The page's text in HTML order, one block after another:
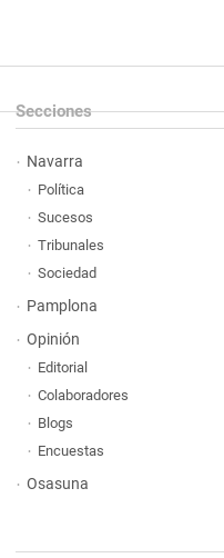
Secciones
Navarra
Política
Sucesos
Tribunales
Sociedad
Pamplona
Opinión
Editorial
Colaboradores
Blogs
Encuestas
Osasuna